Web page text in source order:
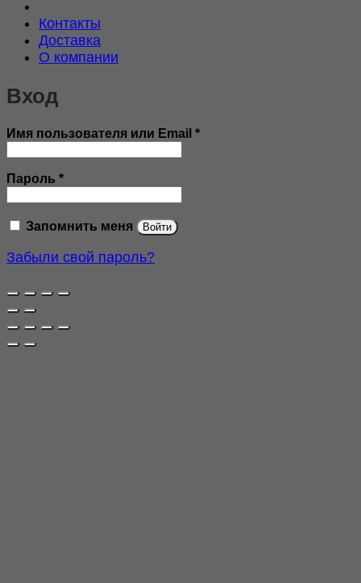
Контакты
Доставка
О компании
Вход
Имя пользователя или Email *Обязательно
Пароль *Обязательно
Запомнить меня Войти
Забыли свой пароль?